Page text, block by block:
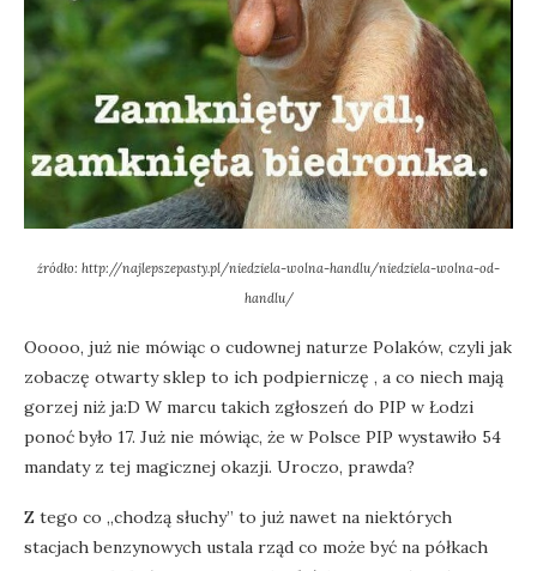
źródło: http://najlepszepasty.pl/niedziela-wolna-handlu/niedziela-wolna-od-
handlu/
Ooooo, już nie mówiąc o cudownej naturze Polaków, czyli jak
zobaczę otwarty sklep to ich podpierniczę , a co niech mają
gorzej niż ja:D W marcu takich zgłoszeń do PIP w Łodzi
ponoć było 17. Już nie mówiąc, że w Polsce PIP wystawiło 54
mandaty z tej magicznej okazji. Uroczo, prawda?
Z tego co „chodzą słuchy” to już nawet na niektórych
stacjach benzynowych ustala rząd co może być na półkach